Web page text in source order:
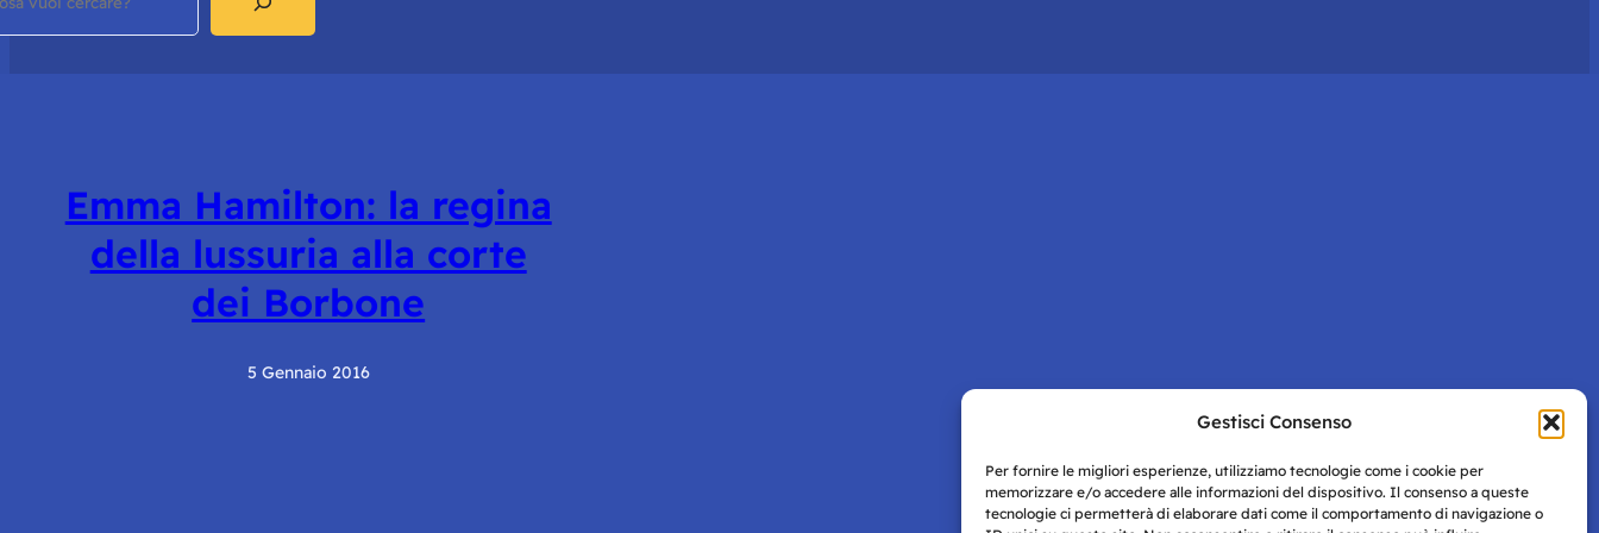
Gestisci Consenso
Per fornire le migliori esperienze, utilizziamo tecnologie come i cookie per
memorizzare e/o accedere alle informazioni del dispositivo. Il consenso a queste
tecnologie ci permetterà di elaborare dati come il comportamento di navigazione o
Emma Hamilton: la regina
della lussuria alla corte
dei Borbone
5 Gennaio 2016